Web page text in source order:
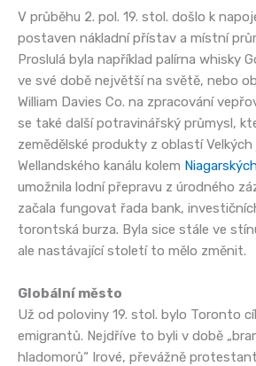
V průběhu 2. pol. 19. stol. došlo k
postaven nákladní přístav a místní
Proslulá byla například palírna whisky
ve své době největší na světě, nebo
William Davies Co. na zpracování
se také další potravinářský průmysl,
zemědělské produkty z oblastí
Wellandského kanálu kolem
umožnila lodní přepravu z úrodného
začala fungovat řada bank,
torontská burza. Byla sice stále ve
ale nastávající století to mělo změnit.
Globální město
Už od poloviny 19. stol. bylo Toronto
emigrantů. Nejdříve to byli v době
hladomorů“ Irové, převážně